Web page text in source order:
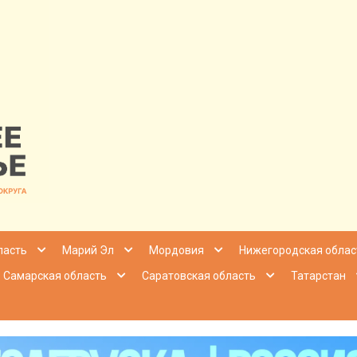
|Марий Эл Мордовия
Нижегородская
Самарская область Саратовская область
Татарстан